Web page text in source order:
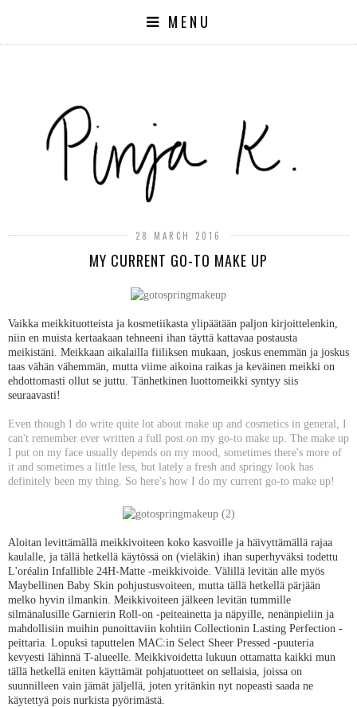
MENU
28 MARCH 2016
MY CURRENT GO-TO MAKE UP
Vaikka meikkituotteista ja kosmetiikasta ylipäätään paljon kirjoittelenkin,
niin en muista kertaakaan tehneeni ihan täyttä kattavaa postausta
meikistäni. Meikkaan aikalailla fiiliksen mukaan, joskus enemmän ja joskus
taas vähän vähemmän, mutta viime aikoina raikas ja keväinen meikki on
ehdottomasti ollut se juttu. Tänhetkinen luottomeikki syntyy siis
seuraavasti!
Even though I do write quite lot about make up and cosmetics in general, I
can't remember ever written a full post on my go-to make up. The make up
I put on my face usually depends on my mood, sometimes there's more of
it and sometimes a little less, but lately a fresh and springy look has
definitely been my thing. So here's how I do my current go-to make up!
Aloitan levittämällä meikkivoiteen koko kasvoille ja häivyttämällä rajaa
kaulalle, ja tällä hetkellä käytössä on (vieläkin) ihan superhyväksi todettu
L'oréalin Infallible 24H-Matte -meikkivoide. Välillä levitän alle myös
Maybellinen Baby Skin pohjustusvoiteen, mutta tällä hetkellä pärjään
melko hyvin ilmankin. Meikkivoiteen jälkeen levitän tummille
silmänalusille Garnierin Roll-on -peiteainetta ja näpyille, nenänpieliin ja
mahdollisiin muihin punoittaviin kohtiin Collectionin Lasting Perfection -
peittaria. Lopuksi taputtelen MAC:in Select Sheer Pressed -puuteria
kevyesti lähinnä T-alueelle. Meikkivoidetta lukuun ottamatta kaikki mun
tällä hetkellä eniten käyttämät pohjatuotteet on sellaisia, joissa on
suunnilleen vain jämät jäljellä, joten yritänkin nyt nopeasti saada ne
käytettyä pois nurkista pyörimästä.